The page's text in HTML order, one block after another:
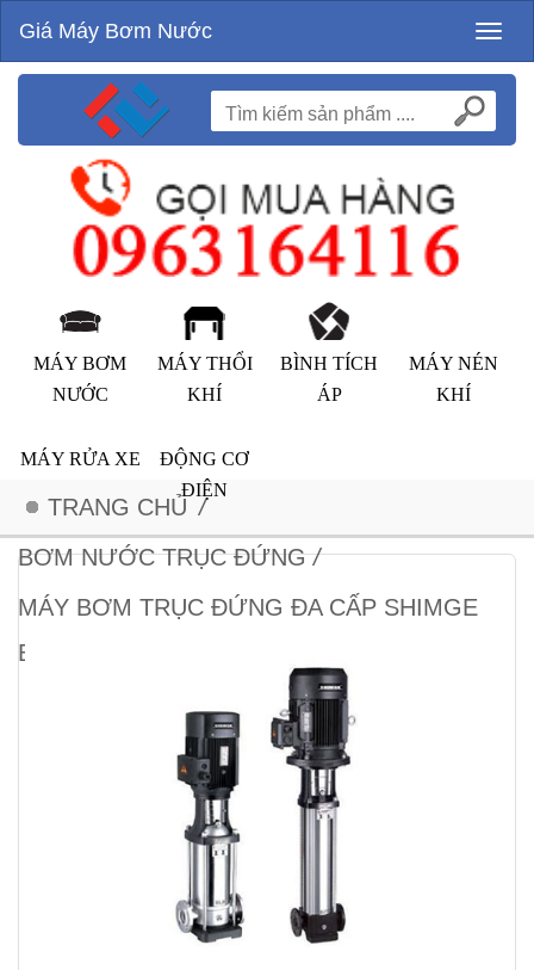
Giá Máy Bơm Nước
MÁY BƠM
NƯỚC
MÁY THỔI
KHÍ
BÌNH TÍCH
ÁP
MÁY NÉN
KHÍ
MÁY RỬA XE
ĐỘNG CƠ
ĐIỆN
TRANG CHỦ /
BƠM NƯỚC TRỤC ĐỨNG /
MÁY BƠM TRỤC ĐỨNG ĐA CẤP SHIMGE
BLT 4 – 16R (3KW)